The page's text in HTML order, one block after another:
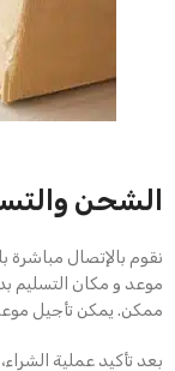
الشحن
نقوم بالإتصال
موعد و مكان التسليم
ممكن. يمكن تأجيل
بعد تأكيد عملية